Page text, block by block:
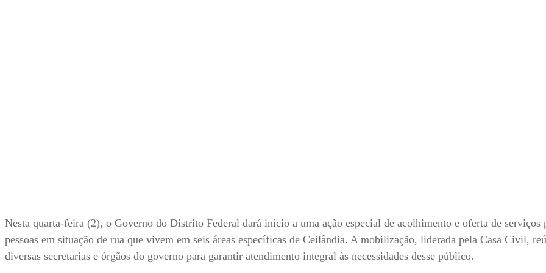
Nesta quarta-feira (2), o Governo do Distrito Federal dará início a uma ação especial de acolhimento e oferta de serviços
pessoas em situação de rua que vivem em seis áreas específicas de Ceilândia. A mobilização, liderada pela Casa Civil,
diversas secretarias e órgãos do governo para garantir atendimento integral às necessidades desse público.